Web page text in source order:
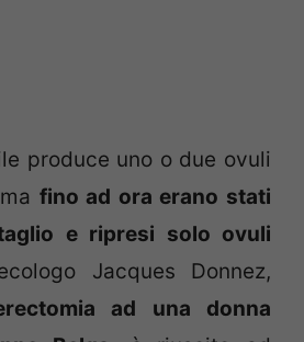
produce uno o due ovuli
fino ad ora erano stati
e ripresi solo ovuli
Jacques Donnez,
ad una donna